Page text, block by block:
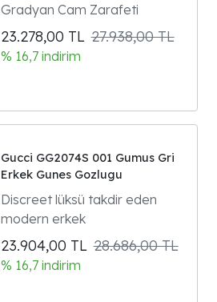
Gradyan Cam Zarafeti
23.278,00 TL 27.938,00 TL
% 16,7 indirim
Gucci GG2074S 001 Gumus Gri
Erkek Gunes Gozlugu
Discreet lüksü takdir eden
modern erkek
23.904,00 TL 28.686,00 TL
% 16,7 indirim